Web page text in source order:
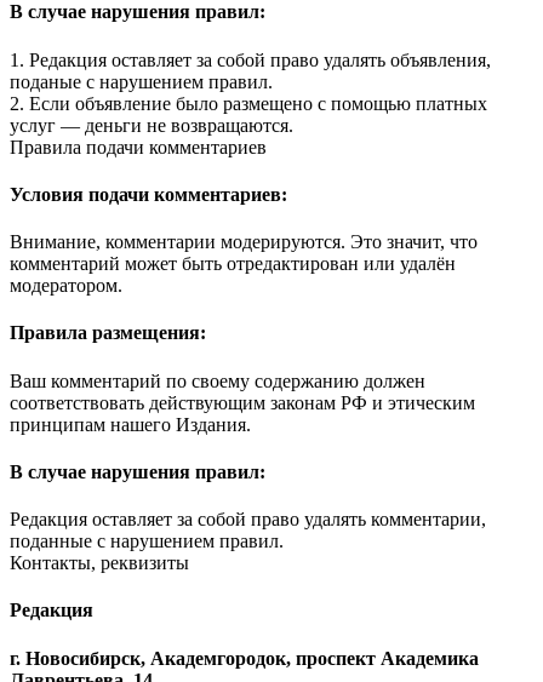
В случае нарушения правил:
1. Редакция оставляет за собой право удалять объявления,
поданые с нарушением правил.
2. Если объявление было размещено с помощью платных
услуг — деньги не возвращаются.
Правила подачи комментариев
Условия подачи комментариев:
Внимание, комментарии модерируются. Это значит, что
комментарий может быть отредактирован или удалён
модератором.
Правила размещения:
Ваш комментарий по своему содержанию должен
соответствовать действующим законам РФ и этическим
принципам нашего Издания.
В случае нарушения правил:
Редакция оставляет за собой право удалять комментарии,
поданные с нарушением правил.
Контакты, реквизиты
Редакция
г. Новосибирск, Академгородок, проспект Академика